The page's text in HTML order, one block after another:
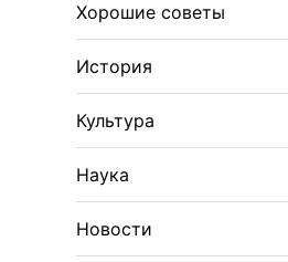
Хорошие советы
История
Культура
Наука
Новости